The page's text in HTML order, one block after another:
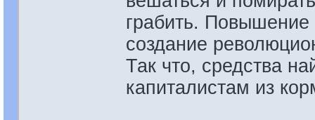
грабить.
создание
Так что, средства
капиталистам из